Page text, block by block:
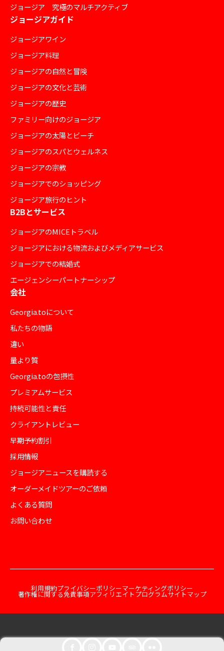
ジョージア 究極のマルチアクティブ
ジョージアガイド
ジョージアワイン
ジョージア料理
ジョージアの自然と冒険
ジョージアの文化と芸術
ジョージアの歴史
ファミリー向けのジョージア
ジョージアの太陽とビーチ
ジョージアのスパとウェルネス
ジョージアの宗教
ジョージアでのショッピング
ジョージア旅行のヒント
B2Bとサービス
ジョージアのMICEトラベル
ジョージアにおける物流およびメディアサービス
ジョージアでの結婚式
エージェンシーパートナーシップ
会社
Georgia.toについて
私たちの物語
違い
量より質
Georgia.toの包摂性
プレミアムサービス
持続可能性と責任
クライアントレビュー
早期予約割引
採用情報
ジョージアニュースを購読する
オーダーメイドツアーのご依頼
よくある質問
お問い合わせ
利用規約プライバシーポリシーマーケティングポリシー
著作権に関する免責事項アフィリエイトプログラムサイトマップ